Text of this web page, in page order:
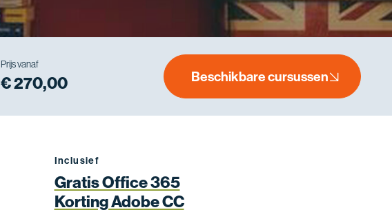
Prijs vanaf
€ 270,00 Beschikbare cursussen
Inclusief
Gratis Office 365
Korting Adobe CC